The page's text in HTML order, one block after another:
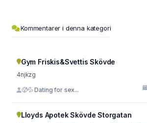
Kommentarer i denna kategori
Gym Friskis&Svettis Skövde
4njkzg
🥵💦 Dating for sex...
Lloyds Apotek Skövde Storgatan